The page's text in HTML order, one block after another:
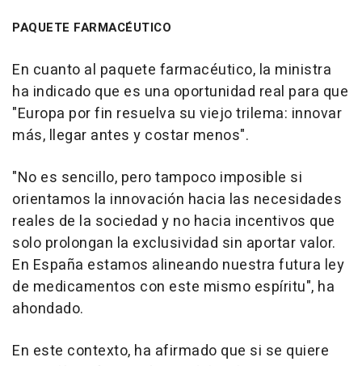
PAQUETE FARMACÉUTICO
En cuanto al paquete farmacéutico, la ministra
ha indicado que es una oportunidad real para que
"Europa por fin resuelva su viejo trilema: innovar
más, llegar antes y costar menos".
"No es sencillo, pero tampoco imposible si
orientamos la innovación hacia las necesidades
reales de la sociedad y no hacia incentivos que
solo prolongan la exclusividad sin aportar valor.
En España estamos alineando nuestra futura ley
de medicamentos con este mismo espíritu", ha
ahondado.
En este contexto, ha afirmado que si se quiere